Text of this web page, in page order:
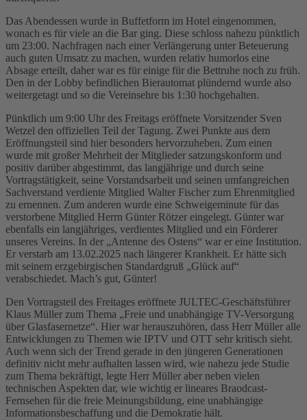
Das Abendessen wurde in Buffetform im Hotel eingenommen,
wonach es für viele an die Bar ging. Diese schloss nahezu pünktlich
um 23:00. Nachfragen nach einer Verlängerung unter Beteuerung
auch guten Umsatz zu machen, wurden relativ humorlos eine
Absage erteilt, daher war es für einige für die Bettruhe noch zu früh.
Den in der Lobby befindlichen Bierautomat plündernd wurde also
weitergetagt und so die Vereinsehre bis 1:30 hochgehalten.
Pünktlich um 9:00 Uhr des Freitags eröffnete Vorsitzender Sven
Wetzel den offiziellen Teil der Tagung. Zwei Punkte aus dem
Eröffnungsteil sind hier besonders hervorzuheben. Zum einen
wurde mit großer Mehrheit der Mitglieder satzungskonform und
positiv darüber abgestimmt, das langjährige und durch seine
Vortragstätigkeit, seine Vorstandsarbeit und seinen umfangreichen
Sachverstand verdiente Mitglied Walter Fischer zum Ehrenmitglied
zu ernennen. Zum anderen wurde eine Schweigeminute für das
verstorbene Mitglied Herrn Günter Rötzer eingelegt. Günter war
ebenfalls ein langjähriges, verdientes Mitglied und ein Förderer
unseres Vereins. In der „Antenne des Ostens“ war er eine Institution.
Er verstarb am 13.02.2025 nach längerer Krankheit. Er hätte sich
mit seinem erzgebirgischen Standardgruß „Glück auf“
verabschiedet. Mach’s gut, Günter!
Den Vortragsteil des Freitages eröffnete JULTEC-Geschäftsführer
Klaus Müller zum Thema „Freie und unabhängige TV-Versorgung
über Glasfasernetze“. Hier war herauszuhören, dass Herr Müller alle
Entwicklungen zu Themen wie IPTV und OTT sehr kritisch sieht.
Auch wenn sich der Trend gerade in den jüngeren Generationen
definitiv nicht mehr aufhalten lassen wird, wie nahezu jede Studie
zum Thema bekräftigt, legte Herr Müller aber neben vielen
technischen Aspekten dar, wie wichtig er lineares Braodcast-
Fernsehen für die freie Meinungsbildung, eine unabhängige
Informationsbeschaffung und die Demokratie hält.